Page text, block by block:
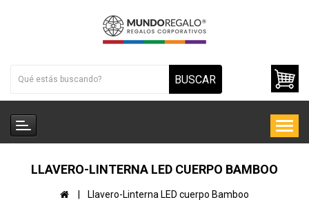
BUSCAR
LLAVERO-LINTERNA LED CUERPO BAMBOO
Llavero-Linterna LED cuerpo Bamboo